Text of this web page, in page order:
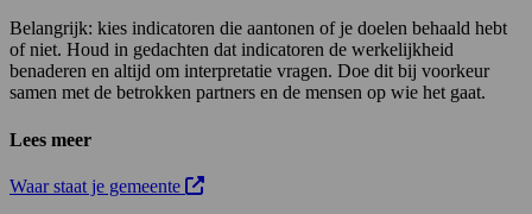
Belangrijk: kies indicatoren die aantonen of je doelen behaald hebt
of niet. Houd in gedachten dat indicatoren de werkelijkheid
benaderen en altijd om interpretatie vragen. Doe dit bij voorkeur
samen met de betrokken partners en de mensen op wie het gaat.
Lees meer
Waar staat je gemeente Deze link opent in een nieuw tabblad